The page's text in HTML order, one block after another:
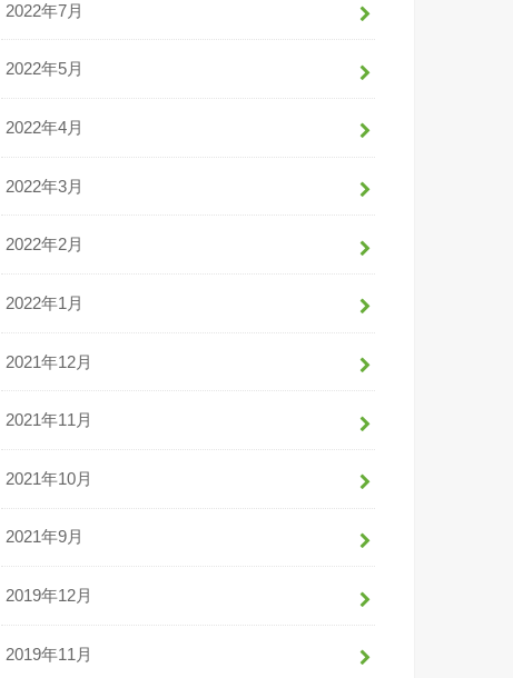
2022年7月
2022年5月
2022年4月
2022年3月
2022年2月
2022年1月
2021年12月
2021年11月
2021年10月
2021年9月
2019年12月
2019年11月